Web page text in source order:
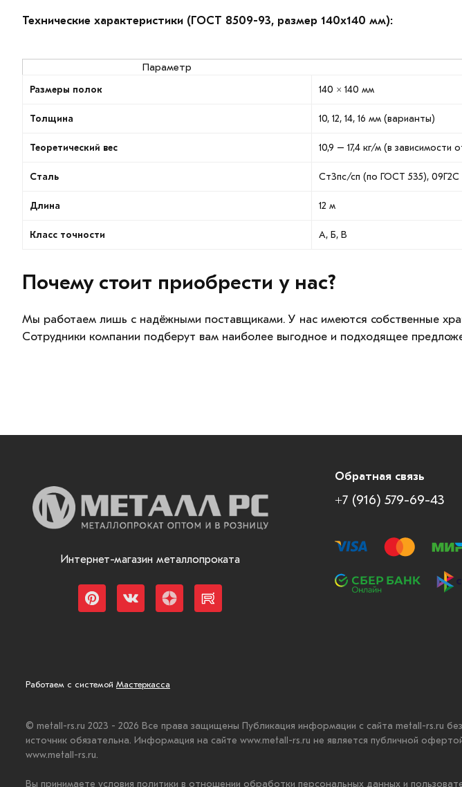
Технические характеристики (ГОСТ 8509-93, размер 140х140 мм):
Параметр
Размеры полок 140 × 140 мм
Толщина 10, 12, 14, 16 мм (варианты)
Теоретический вес 10,9 – 17,4 кг/м (в зависимости
Сталь Ст3пс/сп (по ГОСТ 535), 09Г2С
Длина 12 м
Класс точности А, Б, В
Почему стоит приобрести у нас?
Мы работаем лишь с надёжными поставщиками. У нас имеются собственные
Сотрудники компании подберут вам наиболее выгодное и подходящее
Интернет-магазин металлопроката
Обратная связь
+7 (916) 579-69-43
Работаем с системой Мастеркасса
© metall-rs.ru 2023 - 2026 Все права защищены Публикация информации с сайта metall-rs.ru
источник обязательна. Информация на сайте www.metall-rs.ru не является публичной
www.metall-rs.ru.
Вы принимаете условия политики в отношении обработки персональных данных и